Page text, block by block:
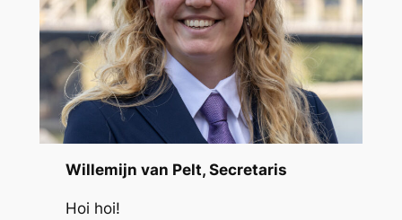
Willemijn van Pelt, Secretaris
Hoi hoi!